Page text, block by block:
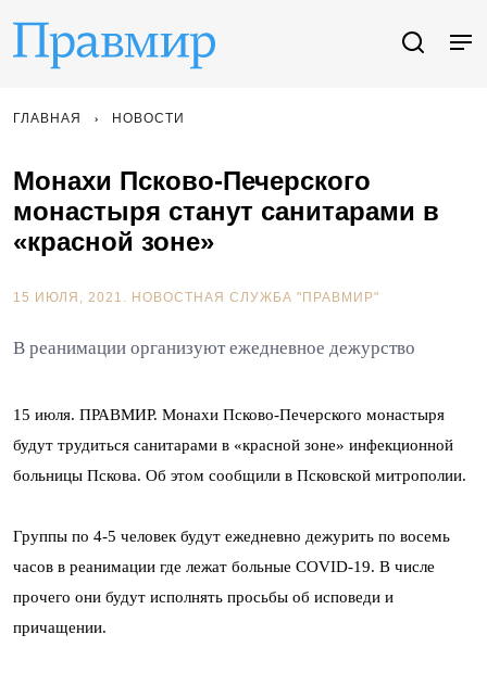
ГЛАВНАЯ НОВОСТИ
Монахи Псково-Печерского
монастыря станут санитарами в
«красной зоне»
15 ИЮЛЯ, 2021. НОВОСТНАЯ СЛУЖБА "ПРАВМИР"
В реанимации организуют ежедневное дежурство
15 июля. ПРАВМИР. Монахи Псково-Печерского монастыря
будут трудиться санитарами в «красной зоне» инфекционной
больницы Пскова. Об этом сообщили в Псковской митрополии.
Группы по 4-5 человек будут ежедневно дежурить по восемь
часов в реанимации где лежат больные COVID-19. В числе
прочего они будут исполнять просьбы об исповеди и
причащении.